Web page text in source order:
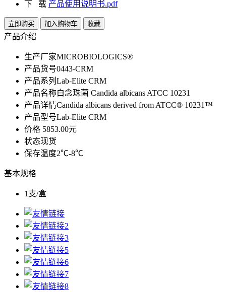
下 载 产品使用说明书.pdf
立即购买 加入购物车 收藏
产品介绍
生产厂家MICROBIOLOGICS®
产品货号0443-CRM
产品系列 Lab-Elite CRM
产品名称白念珠菌 Candida albicans ATCC 10231
产品详情Candida albicans derived from ATCC® 10231™
产品型号Lab-Elite CRM
价格 5853.00元
状态现货
保存温度2℃-8℃
基本规格
1支/盒